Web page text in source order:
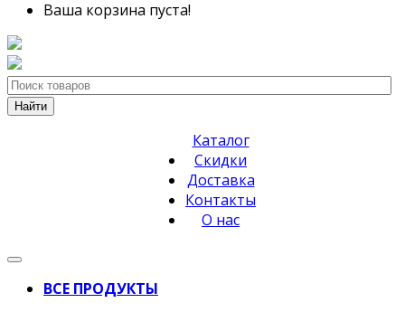
Ваша корзина пуста!
Найти
Каталог
Скидки
Доставка
Контакты
О нас
ВСЕ ПРОДУКТЫ